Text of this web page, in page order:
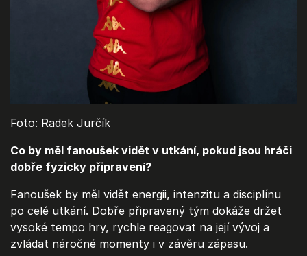
Foto: Radek Jurčík
Co by měl fanoušek vidět v utkání, pokud jsou hráči
dobře fyzicky připravení?
Fanoušek by měl vidět energii, intenzitu a disciplínu
po celé utkání. Dobře připravený tým dokáže držet
vysoké tempo hry, rychle reagovat na její vývoj a
zvládat náročné momenty i v závěru zápasu.